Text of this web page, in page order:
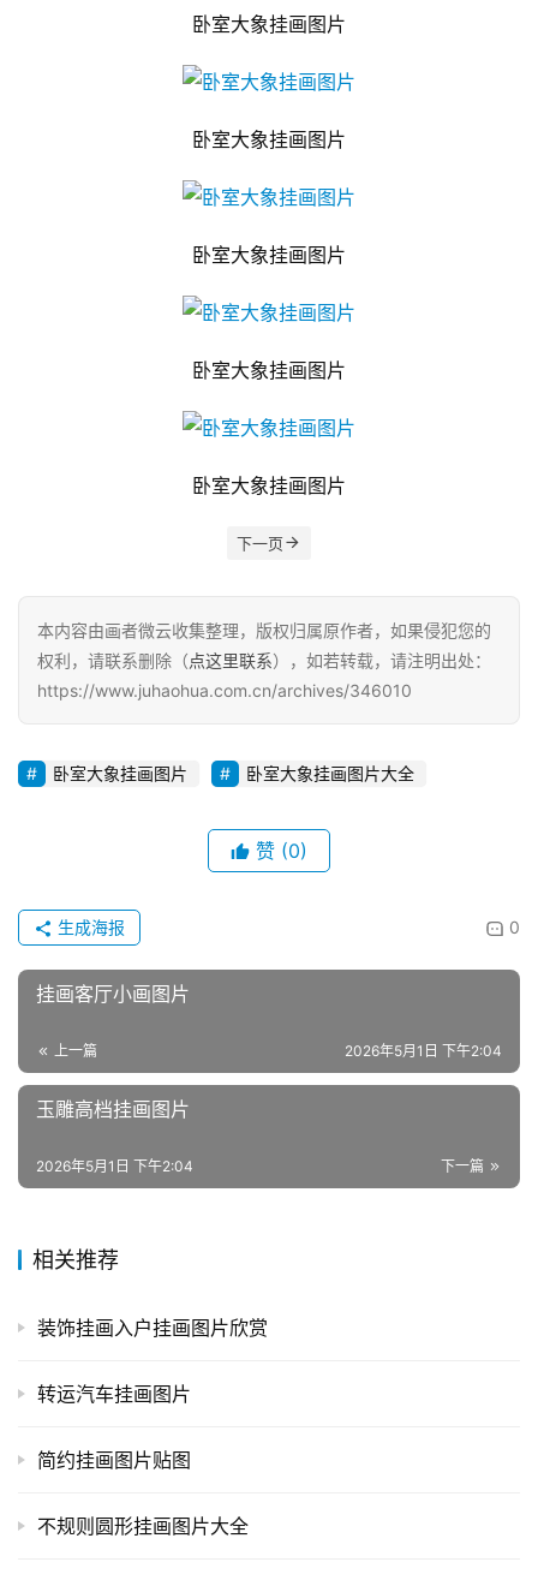
卧室大象挂画图片
卧室大象挂画图片
卧室大象挂画图片
卧室大象挂画图片
卧室大象挂画图片
下一页
本内容由画者微云收集整理，版权归属原作者，如果侵犯您的
权利，请联系删除（点这里联系），如若转载，请注明出处：
https://www.juhaohua.com.cn/archives/346010
卧室大象挂画图片 卧室大象挂画图片大全
赞 (0)
0
生成海报
挂画客厅小画图片
上一篇 2026年5月1日 下午2:04
玉雕高档挂画图片
下一篇
2026年5月1日 下午2:04
相关推荐
装饰挂画入户挂画图片欣赏
转运汽车挂画图片
简约挂画图片贴图
不规则圆形挂画图片大全